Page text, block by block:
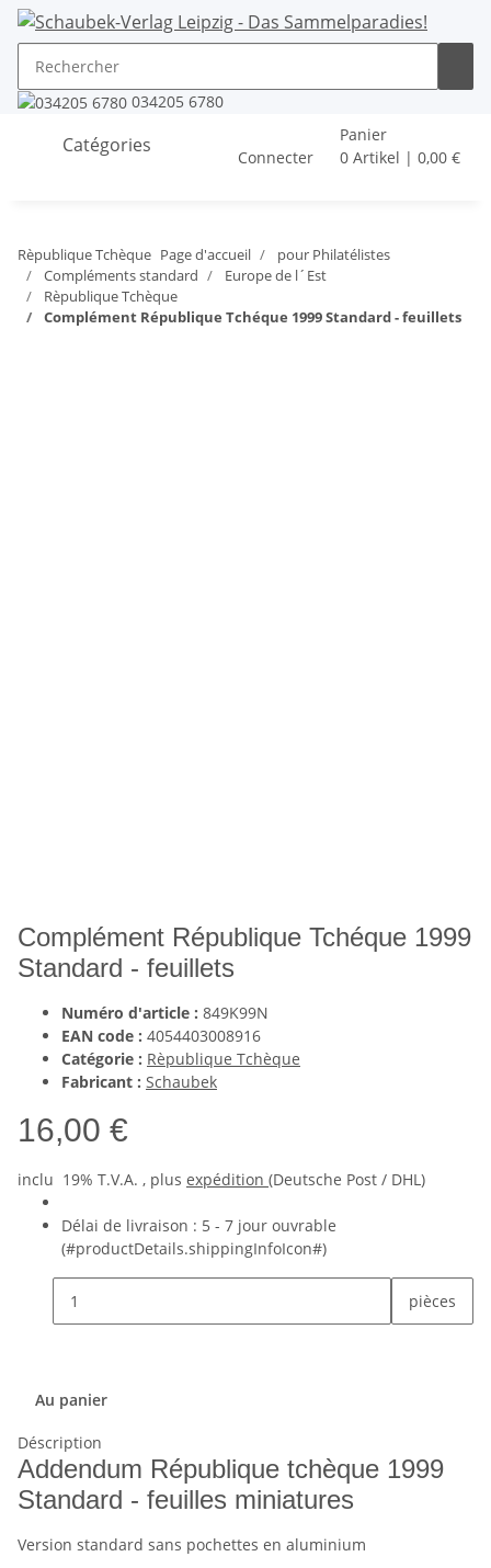
034205 6780
Catégories
Connecter
Panier
0 Artikel | 0,00 €
Rèpublique Tchèque Page d'accueil
pour Philatélistes
Compléments standard
Europe de l´Est
Rèpublique Tchèque
Complément République Tchéque 1999 Standard - feuillets
Complément République Tchéque 1999
Standard - feuillets
Numéro d'article : 849K99N
EAN code : 4054403008916
Catégorie : Rèpublique Tchèque
Fabricant : Schaubek
16,00 €
inclu 19% T.V.A. , plus expédition (Deutsche Post / DHL)
Délai de livraison : 5 - 7 jour ouvrable
(#productDetails.shippingInfoIcon#)
pièces
Au panier
Déscription
Addendum République tchèque 1999
Standard - feuilles miniatures
Version standard sans pochettes en aluminium